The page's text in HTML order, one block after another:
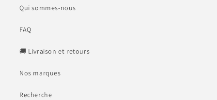
Qui sommes-nous
FAQ
🚚 Livraison et retours
Nos marques
Recherche